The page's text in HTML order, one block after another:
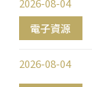
電子資源
2026-08-04
2026-08-04